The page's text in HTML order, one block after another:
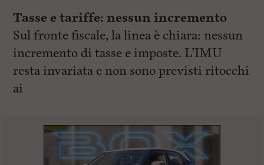
Tasse e tariffe: nessun incremento
Sul fronte fiscale, la linea è chiara: nessun
incremento di tasse e imposte. L’IMU
resta invariata e non sono previsti ritocchi
ai